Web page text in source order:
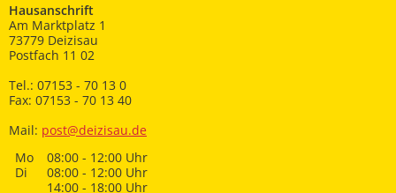
Hausanschrift
Am Marktplatz 1
73779 Deizisau
Postfach 11 02
Tel.: 07153 - 70 13 0
Fax: 07153 - 70 13 40
Mail: post@deizisau.de
Mo
08:00 - 12:00 Uhr
Di
08:00 - 12:00 Uhr
14:00 - 18:00 Uhr